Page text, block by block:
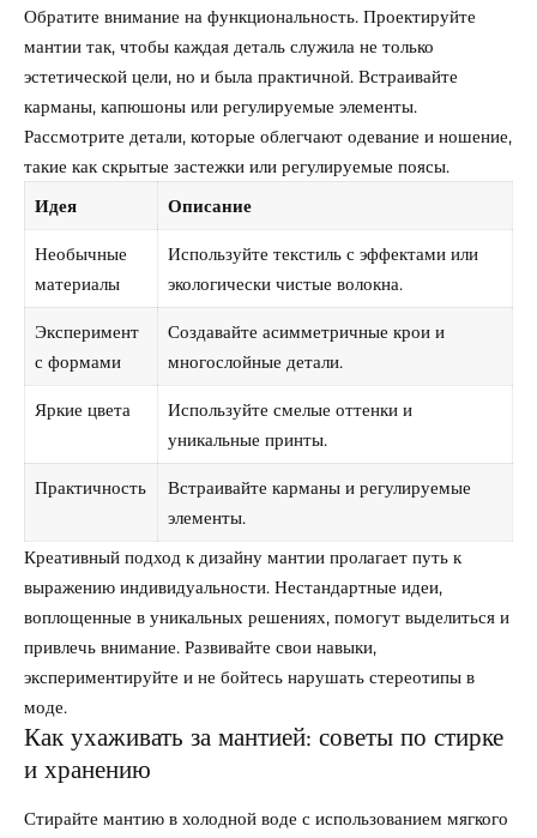
Обратите внимание на функциональность. Проектируйте
мантии так, чтобы каждая деталь служила не только
эстетической цели, но и была практичной. Встраивайте
карманы, капюшоны или регулируемые элементы.
Рассмотрите детали, которые облегчают одевание и ношение,
такие как скрытые застежки или регулируемые поясы.
Идея
Описание
Необычные
материалы
Используйте текстиль с эффектами или
экологически чистые волокна.
Эксперимент
с формами
Создавайте асимметричные крои и
многослойные детали.
Яркие цвета
Используйте смелые оттенки и
уникальные принты.
Практичность
Встраивайте карманы и регулируемые
элементы.
Креативный подход к дизайну мантии пролагает путь к
выражению индивидуальности. Нестандартные идеи,
воплощенные в уникальных решениях, помогут выделиться и
привлечь внимание. Развивайте свои навыки,
экспериментируйте и не бойтесь нарушать стереотипы в
моде.
Как ухаживать за мантией: советы по стирке
и хранению
Стирайте мантию в холодной воде с использованием мягкого